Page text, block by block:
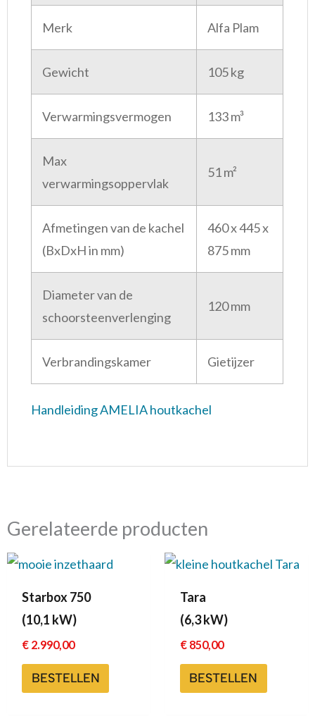
Merk Alfa Plam
Gewicht 105 kg
Verwarmingsvermogen 133 m³
Max
verwarmingsoppervlak
51 m²
Afmetingen van de kachel
(BxDxH in mm)
460 x 445 x
875 mm
Diameter van de
schoorsteenverlenging
120 mm
Verbrandingskamer Gietijzer
Handleiding AMELIA houtkachel
Gerelateerde producten
Starbox 750
(10,1 kW)
€ 2.990,00
BESTELLEN
Tara
(6,3 kW)
€850,00
BESTELLEN